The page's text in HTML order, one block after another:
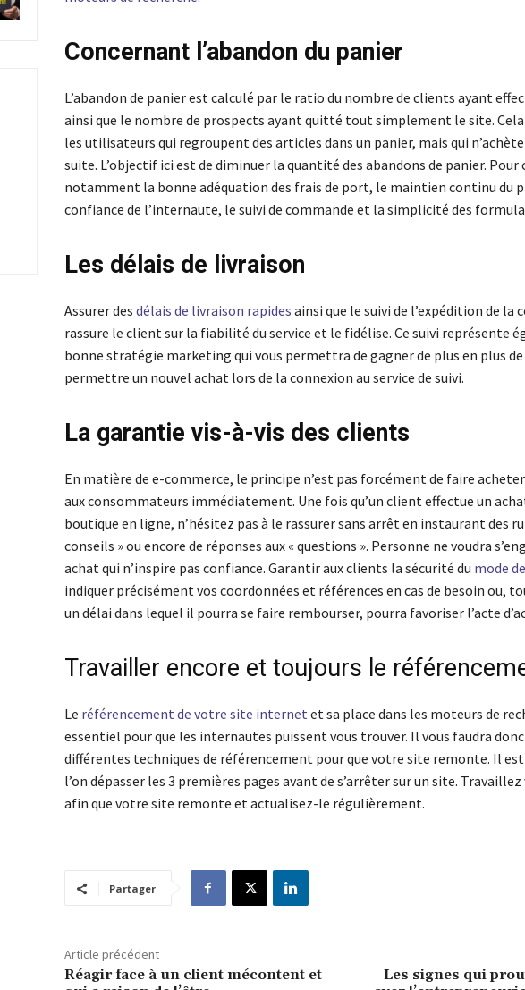
Concernant l’abandon du panier
L’abandon de panier est calculé par le ratio du nombre de clients ayant
ainsi que le nombre de prospects ayant quitté tout simplement le site.
les utilisateurs qui regroupent des articles dans un panier, mais qui
suite. L’objectif ici est de diminuer la quantité des abandons de panier. Pour
notamment la bonne adéquation des frais de port, le maintien continu du
confiance de l’internaute, le suivi de commande et la simplicité des
Les délais de livraison
Assurer des délais de livraison rapides ainsi que le suivi de l’expédition de la
rassure le client sur la fiabilité du service et le fidélise. Ce suivi représente
bonne stratégie marketing qui vous permettra de gagner de plus en plus
permettre un nouvel achat lors de la connexion au service de suivi.
La garantie vis-à-vis des clients
En matière de e-commerce, le principe n’est pas forcément de faire
aux consommateurs immédiatement. Une fois qu’un client effectue un
boutique en ligne, n’hésitez pas à le rassurer sans arrêt en instaurant des
conseils » ou encore de réponses aux « questions ». Personne ne voudra
achat qui n’inspire pas confiance. Garantir aux clients la sécurité du mode
indiquer précisément vos coordonnées et références en cas de besoin ou,
un délai dans lequel il pourra se faire rembourser, pourra favoriser l’acte
Travailler encore et toujours le
Le référencement de votre site internet et sa place dans les moteurs de
essentiel pour que les internautes puissent vous trouver. Il vous faudra
différentes techniques de référencement pour que votre site remonte. Il est
l’on dépasser les 3 premières pages avant de s’arrêter sur un site.
afin que votre site remonte et actualisez-le régulièrement.
Partager
Article précédent
Réagir face à un client mécontent et
Les signes qui